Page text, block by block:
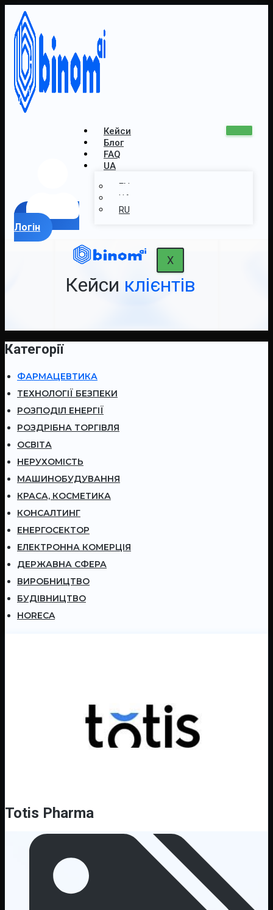
Кейси
Блог
FAQ
UA
EN
UA
RU
X
Логін
Кейси клієнтів
Категорії
ФАРМАЦЕВТИКА
ТЕХНОЛОГІЇ БЕЗПЕКИ
РОЗПОДІЛ ЕНЕРГІЇ
РОЗДРІБНА ТОРГІВЛЯ
ОСВІТА
НЕРУХОМІСТЬ
МАШИНОБУДУВАННЯ
КРАСА, КОСМЕТИКА
КОНСАЛТИНГ
ЕНЕРГОСЕКТОР
ЕЛЕКТРОННА КОМЕРЦІЯ
ДЕРЖАВНА СФЕРА
ВИРОБНИЦТВО
БУДІВНИЦТВО
HORECA
Totis Pharma